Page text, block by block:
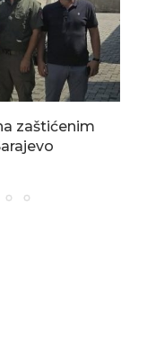
zaštićenim